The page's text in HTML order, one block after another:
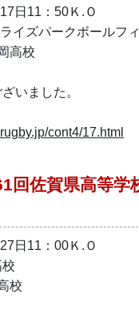
日11：50Ｋ.Ｏ
イズパークボールフ
高校
いました。
cont4/17.html
回佐賀県高等学
日11：00Ｋ.Ｏ
校